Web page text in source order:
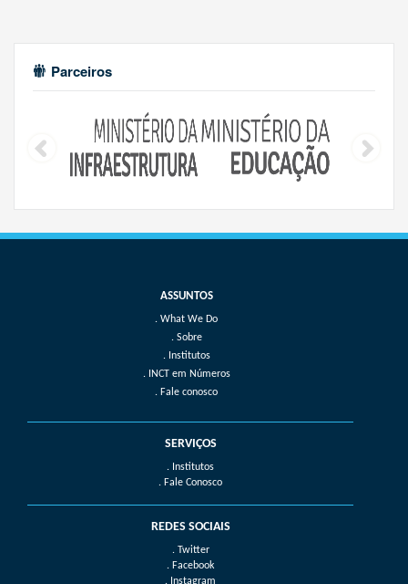
Parceiros
What We Do
Sobre
Institutos
INCT em Números
Fale conosco
SERVIÇOS
. Institutos
. Fale Conosco
REDES SOCIAIS
. Twitter
. Facebook
. Instagram